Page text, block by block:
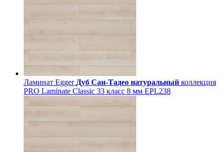
Ламинат Egger Дуб Сан-Тадео натуральный коллекция
PRO Laminate Classic 33 класс 8 мм EPL238